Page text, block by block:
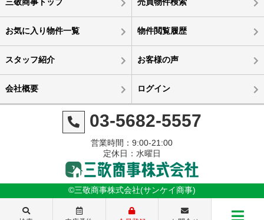
お気に入り物件一覧 物件閲覧履歴
スタッフ紹介 お客様の声
会社概要 ログイン
03-5682-5557
営業時間：9:00-21:00
定休日：水曜日
©三敬商事株式会社(サンケイ商事)